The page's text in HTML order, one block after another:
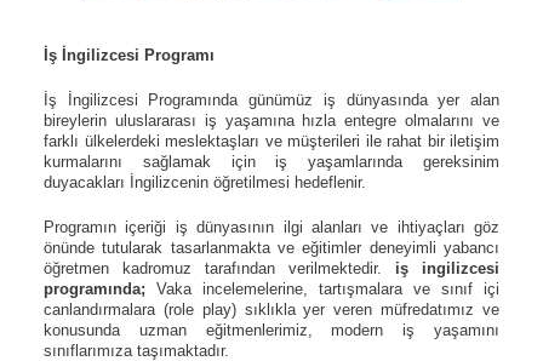
İş İngilizcesi Programı
İş İngilizcesi Programında günümüz iş dünyasında yer alan
bireylerin uluslararası iş yaşamına hızla entegre olmalarını ve
farklı ülkelerdeki meslektaşları ve müşterileri ile rahat bir iletişim
kurmalarını sağlamak için iş yaşamlarında gereksinim
duyacakları İngilizcenin öğretilmesi hedeflenir.
Programın içeriği iş dünyasının ilgi alanları ve ihtiyaçları göz
önünde tutularak tasarlanmakta ve eğitimler deneyimli yabancı
öğretmen kadromuz tarafından verilmektedir.
iş ingilizcesi
programında; Vaka incelemelerine, tartışmalara ve sınıf içi
canlandırmalara (role play) sıklıkla yer veren müfredatımız ve
konusunda uzman eğitmenlerimiz, modern iş yaşamını
sınıflarımıza taşımaktadır.